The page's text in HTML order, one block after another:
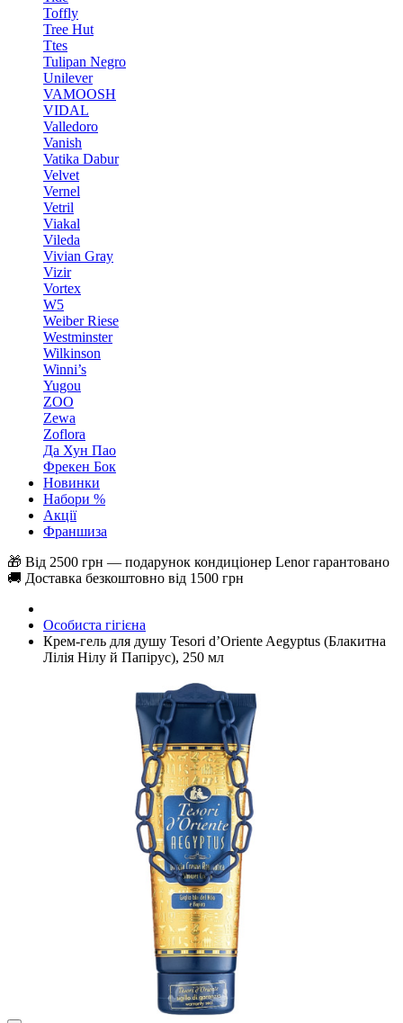
Toffly
Tree Hut
Ttes
Tulipan Negro
Unilever
VAMOOSH
VIDAL
Valledoro
Vanish
Vatika Dabur
Velvet
Vernel
Vetril
Viakal
Vileda
Vivian Gray
Vizir
Vortex
W5
Weiber Riese
Westminster
Wilkinson
Winni’s
Yugou
ZOO
Zewa
Zoflora
Да Хун Пао
Фрекен Бок
Новинки
Набори %
Акції
Франшиза
🎁 Від 2500 грн — подарунок кондиціонер Lenor гарантовано
🚚 Доставка безкоштовно від 1500 грн
Особиста гігієна
Крем-гель для душу Tesori d’Oriente Aegyptus (Блакитна
Лілія Нілу й Папірус), 250 мл